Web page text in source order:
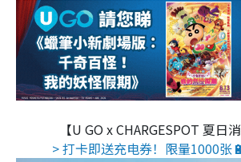
【U GO x CHARGESPOT 夏日消
> 打卡即送充电券！限量1000张